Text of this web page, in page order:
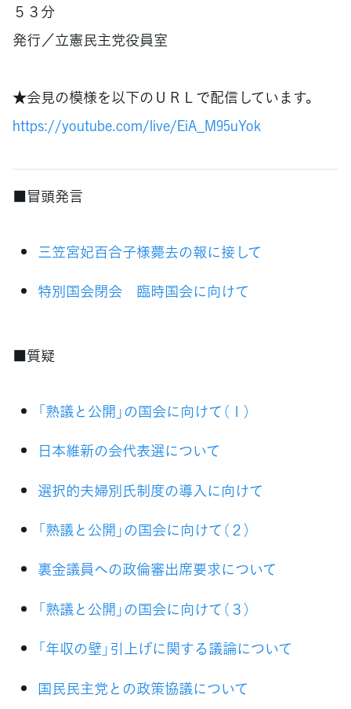
５３分
発行／立憲民主党役員室
★会見の模様を以下のＵＲＬで配信しています。
https://youtube.com/live/EiA_M95uYok
■冒頭発言
三笠宮妃百合子様薨去の報に接して
特別国会閉会 臨時国会に向けて
■質疑
「熟議と公開」の国会に向けて（１）
日本維新の会代表選について
選択的夫婦別氏制度の導入に向けて
「熟議と公開」の国会に向けて（２）
裏金議員への政倫審出席要求について
「熟議と公開」の国会に向けて（３）
「年収の壁」引上げに関する議論について
国民民主党との政策協議について